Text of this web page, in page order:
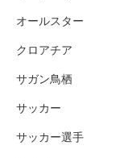
オールスター
クロアチア
サガン鳥栖
サッカー
サッカー選手